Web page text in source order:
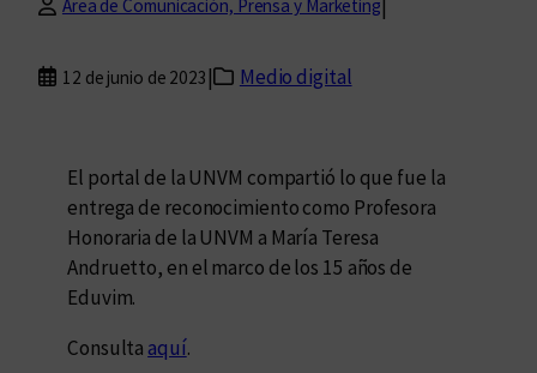
Área de Comunicación, Prensa y Marketing|
12 de junio de 2023 | Medio digital
El portal de la UNVM compartió lo que fue la
entrega de reconocimiento como Profesora
Honoraria de la UNVM a María Teresa
Andruetto, en el marco de los 15 años de
Eduvim.
Consulta aquí.